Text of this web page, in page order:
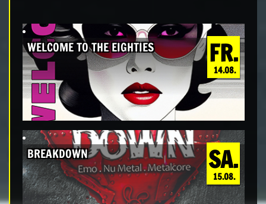
FR.
14.08.
WELCOME TO THE EIGHTIES
SA.
15.08.
BREAKDOWN